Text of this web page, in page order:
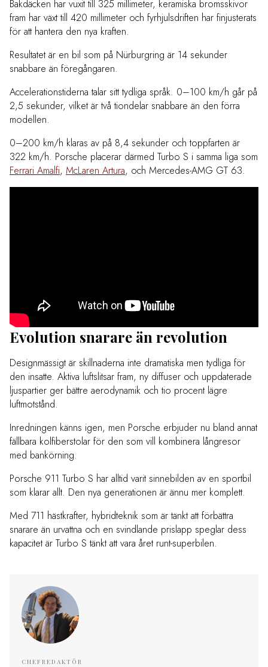
Bakdäcken har vuxit till 325 millimeter, keramiska bromsskivor
fram har växt till 420 millimeter och fyrhjulsdriften har finjusterats
för att hantera den nya kraften.
Resultatet är en bil som på Nürburgring är 14 sekunder
snabbare än föregångaren.
Accelerationstiderna talar sitt tydliga språk. 0–100 km/h går på
2,5 sekunder, vilket är två tiondelar snabbare än den förra
modellen.
0–200 km/h klaras av på 8,4 sekunder och toppfarten är
322 km/h. Porsche placerar därmed Turbo S i samma liga som
Ferrari Amalfi, McLaren Artura, och Mercedes-AMG GT 63.
Evolution snarare än revolution
Designmässigt är skillnaderna inte dramatiska men tydliga för
den insatte. Aktiva luftslitsar fram, ny diffuser och uppdaterade
ljuspartier ger bättre aerodynamik och tio procent lägre
luftmotstånd.
Inredningen känns igen, men Porsche erbjuder nu bland annat
fällbara kolfiberstolar för den som vill kombinera långresor
med bankörning.
Porsche 911 Turbo S har alltid varit sinnebilden av en sportbil
som klarar allt. Den nya generationen är ännu mer komplett.
Med 711 hästkrafter, hybridteknik som är tänkt att förbättra
snarare än urvattna och en svindlande prislapp speglar dess
kapacitet är Turbo S tänkt att vara året runt-superbilen.
CHEFREDAKTÖR